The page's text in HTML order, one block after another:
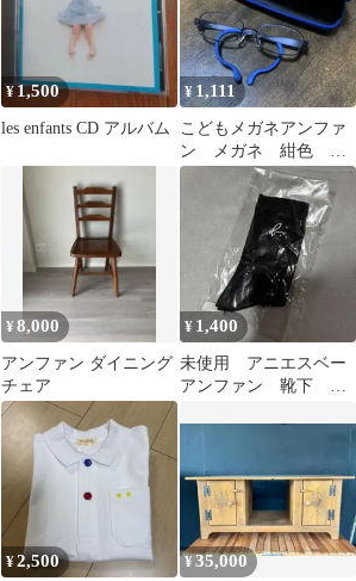
¥1,500
les enfants CD アルバム
¥1,111
こどもメガネアンファ
ン メガネ 紺色 ネ
イビー ジュニアサイ
ズ ケース付き
¥8,000
アンファン ダイニング
チェア
¥ 1,400
未使用 アニエスベー
アンファン 靴下 サ
¥2,500 ¥35,000